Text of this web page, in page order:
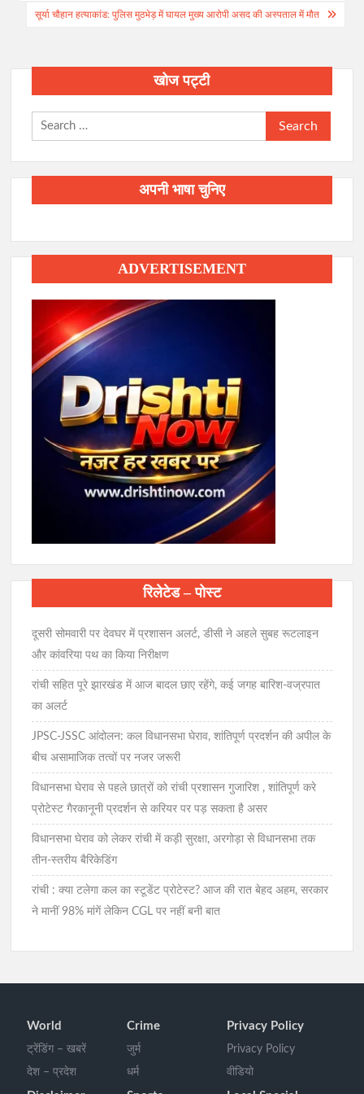
सूर्या चौहान हत्याकांड: पुलिस मुठभेड़ में घायल मुख्य आरोपी असद की अस्पताल में मौत
खोज पट्टी
Search
for:
अपनी भाषा चुनिए
ADVERTISEMENT
रिलेटेड – पोस्ट
दूसरी सोमवारी पर देवघर में प्रशासन अलर्ट, डीसी ने अहले सुबह रूटलाइन
और कांवरिया पथ का किया निरीक्षण
रांची सहित पूरे झारखंड में आज बादल छाए रहेंगे, कई जगह बारिश-वज्रपात
का अलर्ट
JPSC-JSSC आंदोलन: कल विधानसभा घेराव, शांतिपूर्ण प्रदर्शन की अपील के
बीच असामाजिक तत्वों पर नजर जरूरी
विधानसभा घेराव से पहले छात्रों को रांची प्रशासन गुजारिश , शांतिपूर्ण करे
प्रोटेस्ट गैरकानूनी प्रदर्शन से करियर पर पड़ सकता है असर
विधानसभा घेराव को लेकर रांची में कड़ी सुरक्षा, अरगोड़ा से विधानसभा तक
तीन-स्तरीय बैरिकेडिंग
रांची : क्या टलेगा कल का स्टूडेंट प्रोटेस्ट? आज की रात बेहद अहम, सरकार
ने मानीं 98% मांगें लेकिन CGL पर नहीं बनी बात
World
ट्रेंडिंग – खबरें
देश – प्रदेश
Crime
जुर्म
धर्म
Privacy Policy
Privacy Policy
वीडियो